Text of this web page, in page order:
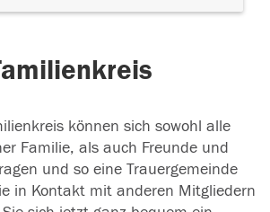
können sich sowohl alle
Familie, als auch Freunde und
und so eine Trauergemeinde
in Kontakt mit anderen Mitgliedern